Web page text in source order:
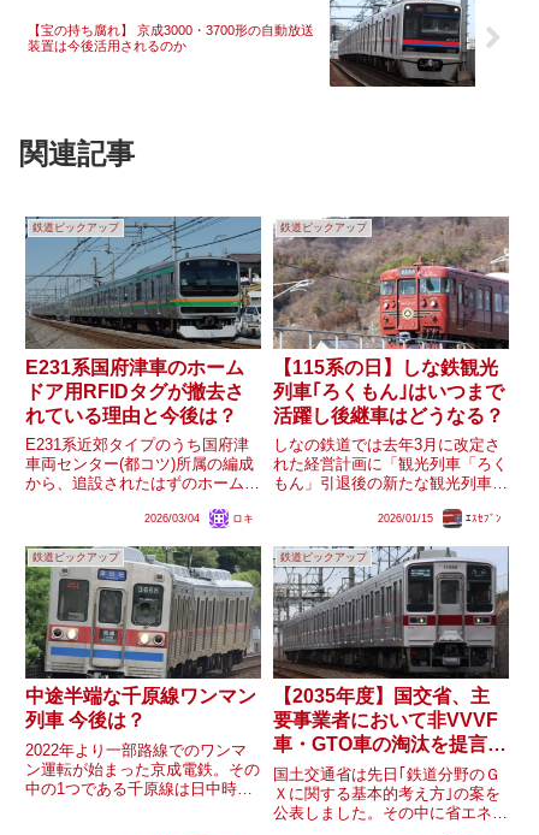
【宝の持ち腐れ】 京成3000・3700形の自動放送
装置は今後活用されるのか
関連記事
鉄道ピックアップ
E231系国府津車のホーム
ドア用RFIDタグが撤去さ
れている理由と今後は？
E231系近郊タイプのうち国府津
車両センター(都コツ)所属の編成
から、追設されたはずのホームド
撤去されているようです国府津の
受けたばかりで、運用される東海
道線・高崎線・宇都宮線...
2026/03/04 ロキ
鉄道ピックアップ
【115系の日】しな鉄観光
列車｢ろくもん｣はいつまで
活躍し後継車はどうなる？
しなの鉄道では去年3月に改定さ
れた経営計画に「観光列車「ろく
もん」引退後の新たな観光列車の
盛り込まれました。一方でその引
いません。しなの鉄道115系自体
の引退時期は2028年とされ...
2026/01/15 ｴｽｾﾌﾞﾝ
鉄道ピックアップ
中途半端な千原線ワンマン
列車 今後は？
2022年より一部路線でのワンマ
ン運転が始まった京成電鉄。その
中の1つである千原線は日中時間
鉄道ピックアップ
【2035年度】国交省、主
要事業者において非VVVF
車・GTO車の淘汰を提言
実現有無・今後は？
国土交通省は先日｢鉄道分野のＧ
Ｘに関する基本的考え方｣の案を
公表しました。その中に省エネに